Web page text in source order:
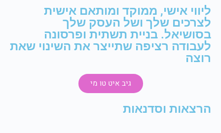
ליווי אישי, ממוקד ומותאם אישית
לצרכים שלך ושל העסק שלך
בסושיאל. בניית תשתית ופרסונה
לעבודה רציפה שתייצר את השינוי שאת
רוצה
גיב איט טו מי
הרצאות וסדנאות